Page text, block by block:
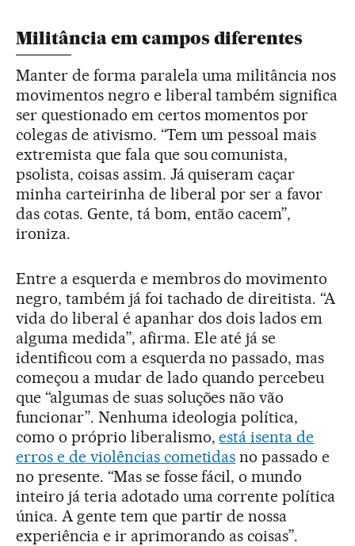
Militância em campos diferentes
Manter de forma paralela uma militância nos
movimentos negro e liberal também significa
ser questionado em certos momentos por
colegas de ativismo. “Tem um pessoal mais
extremista que fala que sou comunista,
psolista, coisas assim. Já quiseram caçar
minha carteirinha de liberal por ser a favor
das cotas. Gente, tá bom, então cacem”,
ironiza.
Entre a esquerda e membros do movimento
negro, também já foi tachado de direitista. “A
vida do liberal é apanhar dos dois lados em
alguma medida”, afirma. Ele até já se
identificou com a esquerda no passado, mas
começou a mudar de lado quando percebeu
que “algumas de suas soluções não vão
funcionar”. Nenhuma ideologia política,
como o próprio liberalismo,está isenta de
erros e de violências cometidas no passado e
no presente. “Mas se fosse fácil, o mundo
inteiro já teria adotado uma corrente política
única. A gente tem que partir de nossa
experiência e ir aprimorando as coisas”.